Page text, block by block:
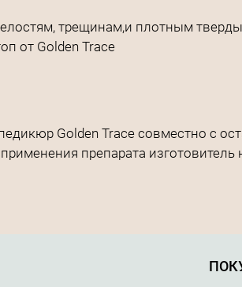
трещинам,и плотным
от Golden Trace
Golden Trace совместно с
препарата изготовитель